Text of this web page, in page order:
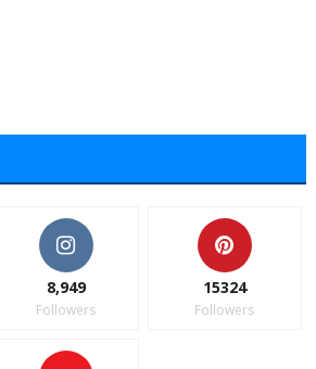
8,949
Followers
15324
Followers